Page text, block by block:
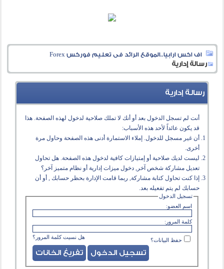
اف اكس ارابيا..الموقع الرائد فى تعليم فوركس Forex
رسالة إدارية
رسالة إدارية
أنت لم تسجل الدخول بعد أو أنك لا تملك صلاحية لدخول لهذه الصفحة. هذا
قد يكون عائداً لأحد هذه الأسباب:
أن غير مسجل للدخول. إملاء الاستمارة أدنى هذه الصفحة وحاول مرة
أخرى.
ليست لديك صلاحية أو إمتيازات كافية لدخول هذه الصفحة. هل تحاول
تعديل مشاركة شخص آخر, دخول ميزات إدارية أو نظام متميز آخر؟
إذا كنت تحاول كتابة مشاركة, ربما قامت الإدارة بحظر حسابك , أو أن
حسابك لم يتم تفعيله بعد.
تسجيل الدخول
اسم العضو:
كلمة المرور:
هل نسيت كلمة المرور؟ حفظ البيانات؟